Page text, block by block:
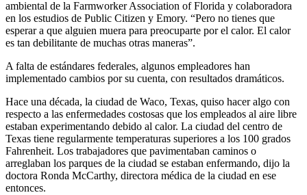
ambiental de la Farmworker Association of Florida y colaboradora
en los estudios de Public Citizen y Emory. “Pero no tienes que
esperar a que alguien muera para preocuparte por el calor. El calor
es tan debilitante de muchas otras maneras”.
A falta de estándares federales, algunos empleadores han
implementado cambios por su cuenta, con resultados dramáticos.
Hace una década, la ciudad de Waco, Texas, quiso hacer algo con
respecto a las enfermedades costosas que los empleados al aire libre
estaban experimentando debido al calor. La ciudad del centro de
Texas tiene regularmente temperaturas superiores a los 100 grados
Fahrenheit. Los trabajadores que pavimentaban caminos o
arreglaban los parques de la ciudad se estaban enfermando, dijo la
doctora Ronda McCarthy, directora médica de la ciudad en ese
entonces.